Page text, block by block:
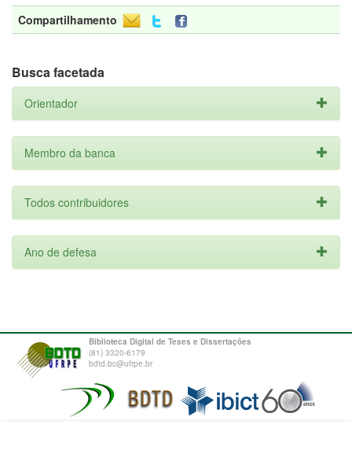
Compartilhamento
Busca facetada
Orientador
Membro da banca
Todos contribuidores
Ano de defesa
Biblioteca Digital de Teses e Dissertações
(81) 3320-6179
bdtd.bc@ufrpe.br